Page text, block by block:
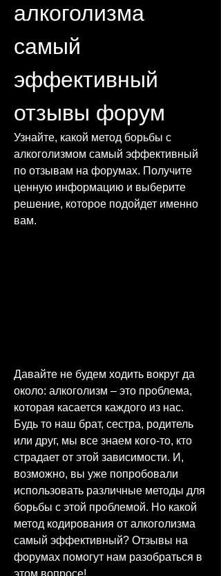
алкоголизма
самый
эффективный
отзывы форум
Узнайте, какой метод борьбы с
алкоголизмом самый эффективный
по отзывам на форумах. Получите
ценную информацию и выберите
решение, которое подойдет именно
вам.
Давайте не будем ходить вокруг да
около: алкоголизм – это проблема,
которая касается каждого из нас.
Будь то наш брат, сестра, родитель
или друг, мы все знаем кого-то, кто
страдает от этой зависимости. И,
возможно, вы уже попробовали
использовать различные методы для
борьбы с этой проблемой. Но какой
метод кодирования от алкоголизма
самый эффективный? Отзывы на
форумах помогут нам разобраться в
этом вопросе!